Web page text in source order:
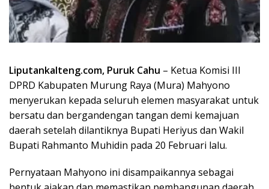
Liputankalteng.com, Puruk Cahu – Ketua Komisi III
DPRD Kabupaten Murung Raya (Mura) Mahyono
menyerukan kepada seluruh elemen masyarakat untuk
bersatu dan bergandengan tangan demi kemajuan
daerah setelah dilantiknya Bupati Heriyus dan Wakil
Bupati Rahmanto Muhidin pada 20 Februari lalu.
Pernyataan Mahyono ini disampaikannya sebagai